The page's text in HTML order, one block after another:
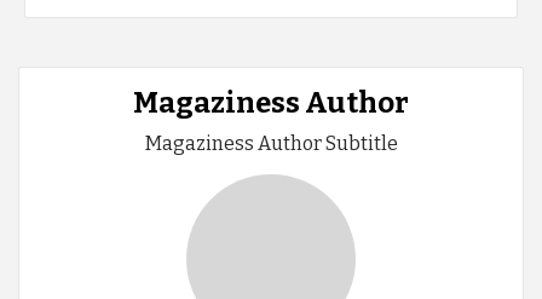
Magaziness Author
Magaziness Author Subtitle